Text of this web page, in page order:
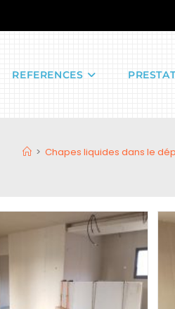
REFERENCES
> Chapes liquides dans le